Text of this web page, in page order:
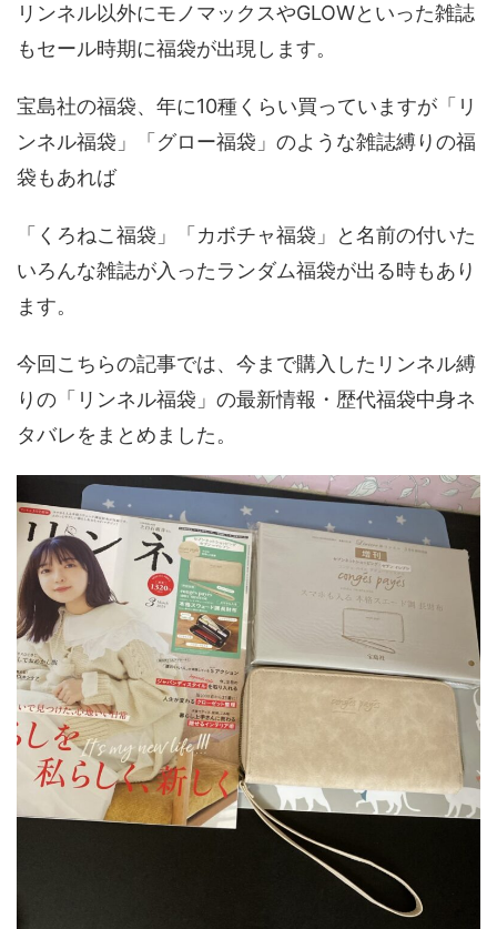
リンネル以外にモノマックスやGLOWといった雑誌
もセール時期に福袋が出現します。
宝島社の福袋、年に10種くらい買っていますが「リ
ンネル福袋」「グロー福袋」のような雑誌縛りの福
袋もあれば
「くろねこ福袋」「カボチャ福袋」と名前の付いた
いろんな雑誌が入ったランダム福袋が出る時もあり
ます。
今回こちらの記事では、今まで購入したリンネル縛
りの「リンネル福袋」の最新情報・歴代福袋中身ネ
タバレをまとめました。